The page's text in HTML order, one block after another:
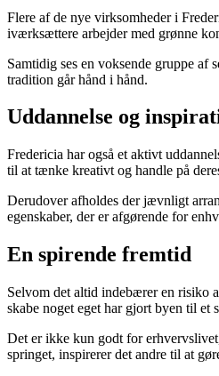
Flere af de nye virksomheder i
iværksættere arbejder med grønne
Samtidig ses en voksende gruppe
tradition går hånd i hånd.
Uddannelse og
Fredericia har også et aktivt
til at tænke kreativt og handle på
Derudover afholdes der jævnligt
egenskaber, der er afgørende for
En spirende fremtid
Selvom det altid indebærer en risiko
skabe noget eget har gjort byen til
Det er ikke kun godt for
springet, inspirerer det andre til at